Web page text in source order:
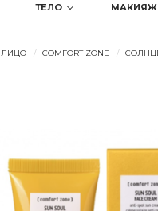
ТЕЛО МАКИЯЖ
ЛИЦО COMFORT ZONE